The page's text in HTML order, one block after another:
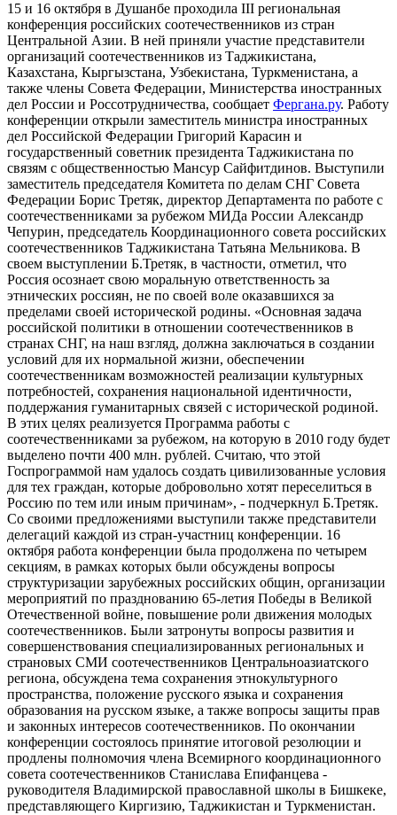
15 и 16 октября в Душанбе проходила III региональная
конференция российских соотечественников из стран
Центральной Азии. В ней приняли участие представители
организаций соотечественников из Таджикистана,
Казахстана, Кыргызстана, Узбекистана, Туркменистана, а
также члены Совета Федерации, Министерства иностранных
дел России и Россотрудничества, сообщает Фергана.ру. Работу
конференции открыли заместитель министра иностранных
дел Российской Федерации Григорий Карасин и
государственный советник президента Таджикистана по
связям с общественностью Мансур Сайфитдинов. Выступили
заместитель председателя Комитета по делам СНГ Совета
Федерации Борис Третяк, директор Департамента по работе с
соотечественниками за рубежом МИДа России Александр
Чепурин, председатель Координационного совета российских
соотечественников Таджикистана Татьяна Мельникова. В
своем выступлении Б.Третяк, в частности, отметил, что
Россия осознает свою моральную ответственность за
этнических россиян, не по своей воле оказавшихся за
пределами своей исторической родины. «Основная задача
российской политики в отношении соотечественников в
странах СНГ, на наш взгляд, должна заключаться в создании
условий для их нормальной жизни, обеспечении
соотечественникам возможностей реализации культурных
потребностей, сохранения национальной идентичности,
поддержания гуманитарных связей с исторической родиной.
В этих целях реализуется Программа работы с
соотечественниками за рубежом, на которую в 2010 году будет
выделено почти 400 млн. рублей. Считаю, что этой
Госпрограммой нам удалось создать цивилизованные условия
для тех граждан, которые добровольно хотят переселиться в
Россию по тем или иным причинам», - подчеркнул Б.Третяк.
Со своими предложениями выступили также представители
делегаций каждой из стран-участниц конференции. 16
октября работа конференции была продолжена по четырем
секциям, в рамках которых были обсуждены вопросы
структуризации зарубежных российских общин, организации
мероприятий по празднованию 65-летия Победы в Великой
Отечественной войне, повышение роли движения молодых
соотечественников. Были затронуты вопросы развития и
совершенствования специализированных региональных и
страновых СМИ соотечественников Центральноазиатского
региона, обсуждена тема сохранения этнокультурного
пространства, положение русского языка и сохранения
образования на русском языке, а также вопросы защиты прав
и законных интересов соотечественников. По окончании
конференции состоялось принятие итоговой резолюции и
продлены полномочия члена Всемирного координационного
совета соотечественников Станислава Епифанцева -
руководителя Владимирской православной школы в Бишкеке,
представляющего Киргизию, Таджикистан и Туркменистан.